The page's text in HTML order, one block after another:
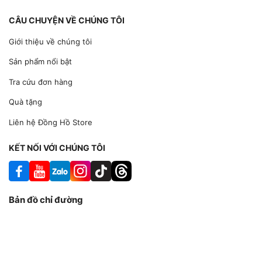
những người yêu thích hoạt động thể thao và chăm sóc sức
ích, sản phẩm này đáp ứng tốt nhu cầu của các nhóm người
dùng khác nhau.
CÂU CHUYỆN VỀ CHÚNG TÔI
Giới thiệu về chúng tôi
Sản phẩm nổi bật
Tra cứu đơn hàng
Quà tặng
Liên hệ Đồng Hồ Store
KẾT NỐI VỚI CHÚNG TÔI
Bản đồ chỉ đường